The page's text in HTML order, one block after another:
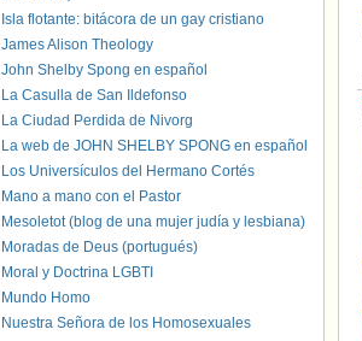
Isla flotante: bitácora de un gay cristiano
James Alison Theology
John Shelby Spong en español
La Casulla de San Ildefonso
La Ciudad Perdida de Nivorg
La web de JOHN SHELBY SPONG en español
Los Universículos del Hermano Cortés
Mano a mano con el Pastor
Mesoletot (blog de una mujer judía y lesbiana)
Moradas de Deus (portugués)
Moral y Doctrina LGBTI
Mundo Homo
Nuestra Señora de los Homosexuales